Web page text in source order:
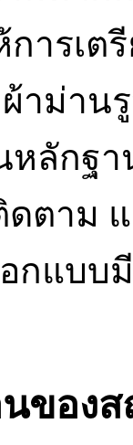
ารเต
าม่า
หลัก
ตาม
แบบ
นของ